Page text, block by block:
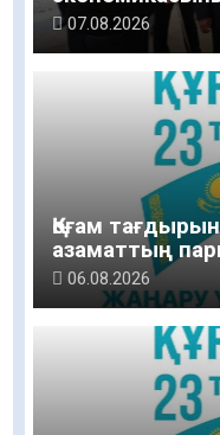
07.08.2026
Қоғам
азаматтың
06.08.2026